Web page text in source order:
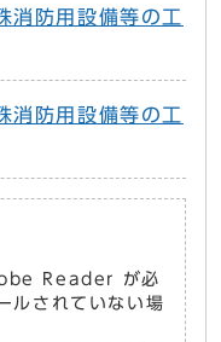
消防用設備等の工
消防用設備等の工
Reader が必
ルされていない場